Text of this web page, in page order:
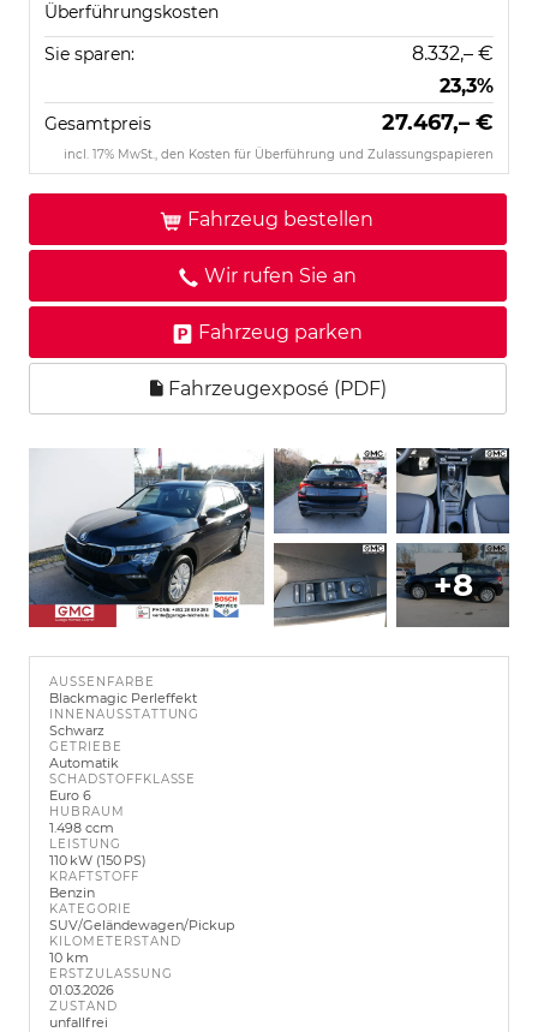
Überführungskosten
Sie sparen:
8.332,– €
23,3%
Gesamtpreis 27.467,– €
incl. 17% MwSt., den Kosten für Überführung und Zulassungspapieren
Fahrzeug bestellen
Wir rufen Sie an
Fahrzeug parken
Fahrzeugexposé (PDF)
+8
AUSSENFARBE
Blackmagic Perleffekt
INNENAUSSTATTUNG
Schwarz
GETRIEBE
Automatik
SCHADSTOFFKLASSE
Euro 6
HUBRAUM
1.498 ccm
LEISTUNG
110 kW (150 PS)
KRAFTSTOFF
Benzin
KATEGORIE
SUV/Geländewagen/Pickup
KILOMETERSTAND
10 km
ERSTZULASSUNG
01.03.2026
ZUSTAND
unfallfrei